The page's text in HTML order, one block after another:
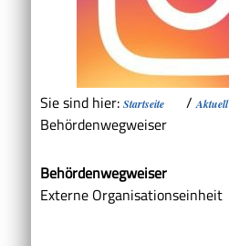
Sie sind hier: Startseite /Aktuell
Behördenwegweiser
Behördenwegweiser
Externe Organisationseinheit